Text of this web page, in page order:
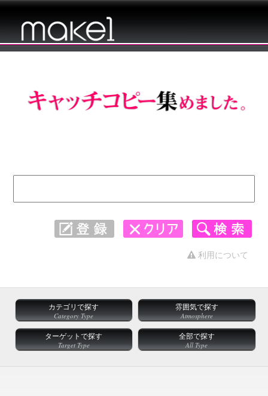
利用について
カテゴリで探す
Category Type
雰囲気で探す
Atmosphere
ターゲットで探す
Target Type
全部で探す
All Type